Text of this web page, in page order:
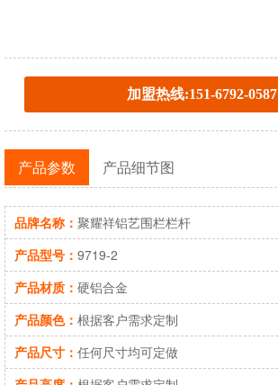
加盟热线:151-6792-0587
产品参数 产品细节图
品牌名称： 聚耀祥铝艺围栏栏杆
产品型号： 9719-2
产品材质： 硬铝合金
产品颜色： 根据客户需求定制
产品尺寸： 任何尺寸均可定做